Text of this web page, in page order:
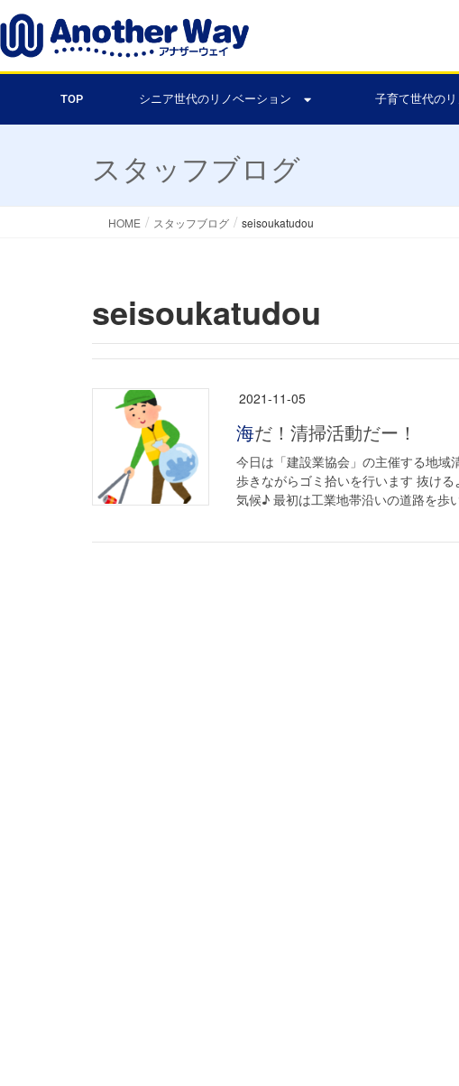
TOP シニア世代のリノベーション 子育て世代の
スタッフブログ
HOME スタッフブログ seisoukatudou
seisoukatudou
2021-11-05
海だ！清掃活動だー！
今日は「建設業協会」の主催する地域
歩きながらゴミ拾いを行います 抜け
気候♪ 最初は工業地帯沿いの道路を歩